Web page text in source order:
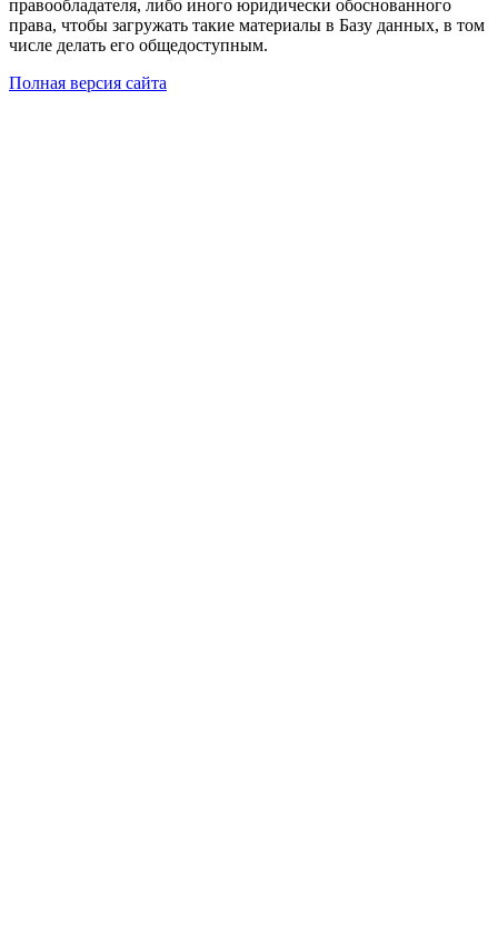
правообладателя, либо иного юридически обоснованного
права, чтобы загружать такие материалы в Базу данных, в том
числе делать его общедоступным.
Полная версия сайта